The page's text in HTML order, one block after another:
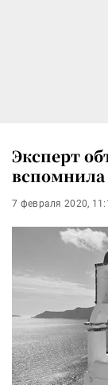
Эксперт
вспомнила
7 февраля 2020,